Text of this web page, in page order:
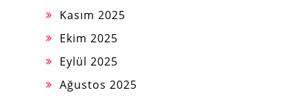
Kasım 2025
Ekim 2025
Eylül 2025
Ağustos 2025